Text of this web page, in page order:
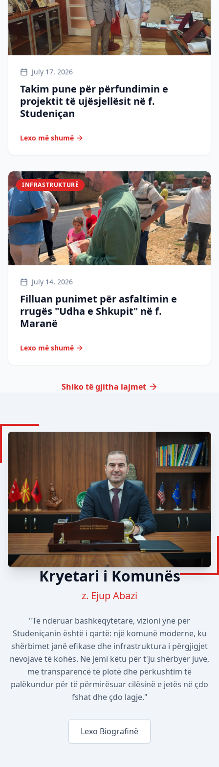
July 17, 2026
Takim pune për përfundimin e
projektit të ujësjellësit në f.
Studeniçan
Lexo më shumë
INFRASTRUKTURË
July 14, 2026
Filluan punimet për asfaltimin e
rrugës "Udha e Shkupit" në f.
Maranë
Lexo më shumë
Shiko të gjitha lajmet
Kryetari i Komunës
z. Ejup Abazi
"Të nderuar bashkëqytetarë, vizioni ynë për
Studeniçanin është i qartë: një komunë moderne, ku
shërbimet janë efikase dhe infrastruktura i përgjigjet
nevojave të kohës. Ne jemi këtu për t'ju shërbyer juve,
me transparencë të plotë dhe përkushtim të
palëkundur për të përmirësuar cilësinë e jetës në çdo
fshat dhe çdo lagje."
Lexo Biografinë